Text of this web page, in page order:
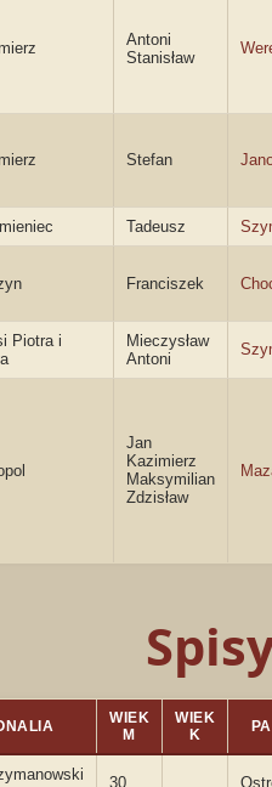
Antoni
Stanisław
Stefan
Tadeusz
Franciszek
Piotra i
Mieczysław
Antoni
Jan
Kazimierz
Maksymilian
Zdzisław
WIEK
M
WIEK
K
30